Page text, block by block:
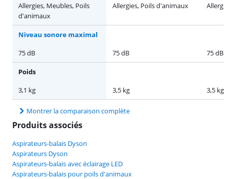
Allergies, Meubles, Poils
d'animaux
Allergies, Poils d'animaux
Niveau sonore maximal
75 dB
75 dB 75 dB
Poids
3,1 kg
3,5 kg 3,5 kg
Montrer la comparaison complète
Produits associés
Aspirateurs-balais Dyson
Aspirateurs Dyson
Aspirateurs-balais avec éclairage LED
Aspirateurs-balais pour poils d'animaux